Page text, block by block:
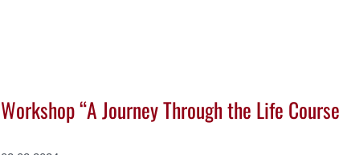
Workshop “A Journey Through the Life